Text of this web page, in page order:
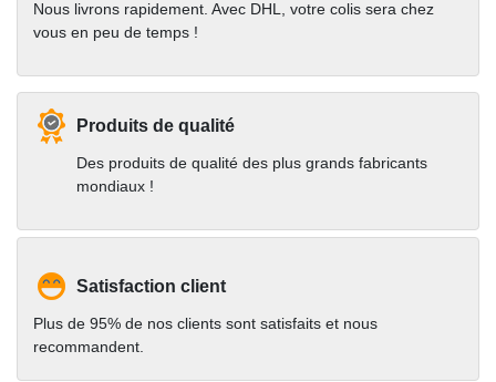
Nous livrons rapidement. Avec DHL, votre colis sera chez
vous en peu de temps !
Produits de qualité
Des produits de qualité des plus grands fabricants
mondiaux !
Satisfaction client
Plus de 95% de nos clients sont satisfaits et nous
recommandent.